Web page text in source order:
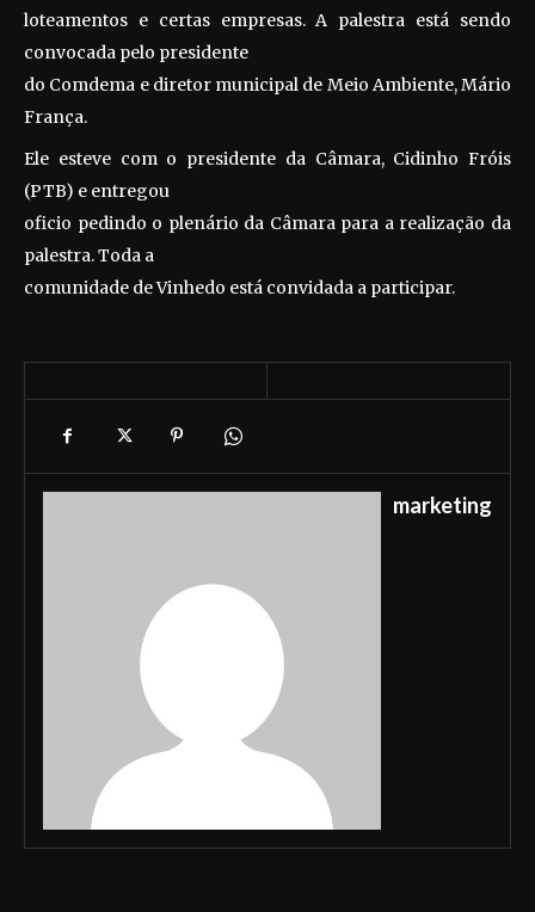
loteamentos e certas empresas. A palestra está sendo
convocada pelo presidente
do Comdema e diretor municipal de Meio Ambiente, Mário
França.
Ele esteve com o presidente da Câmara, Cidinho Fróis
(PTB) e entregou
oficio pedindo o plenário da Câmara para a realização da
palestra. Toda a
comunidade de Vinhedo está convidada a participar.
marketing